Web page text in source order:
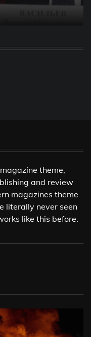
theme,
and review
magazines theme
literally never seen
like this before.